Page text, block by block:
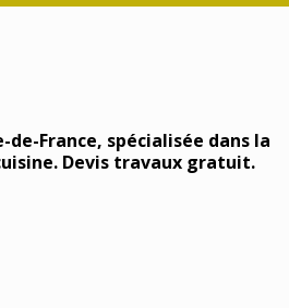
France, spécialisée dans la
Devis travaux gratuit.